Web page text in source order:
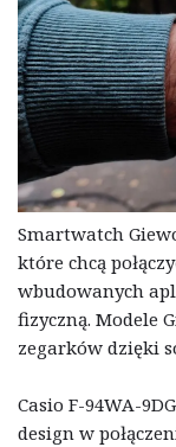
Smartwatch
które chcą
wbudowanych
fizyczną. Modele
zegarków dzięki
Casio F-94WA-
design w